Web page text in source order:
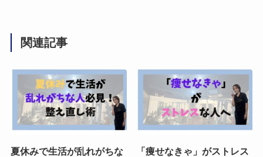
関連記事
夏休みで生活が乱れがちな
「痩せなきゃ」がストレス